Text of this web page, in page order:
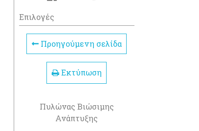
Επιλογές
Προηγούμενη σελίδα
Εκτύπωση
Πυλώνας Βιώσιμης
Ανάπτυξης